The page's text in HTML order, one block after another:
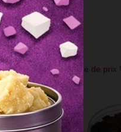
Baisse de prix